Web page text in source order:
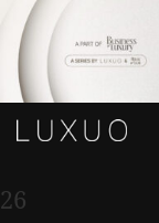
26